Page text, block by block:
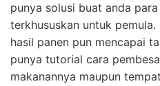
punya solusi buat anda
terkhususkan untuk
hasil panen pun mencapai
punya tutorial cara
makanannya maupun